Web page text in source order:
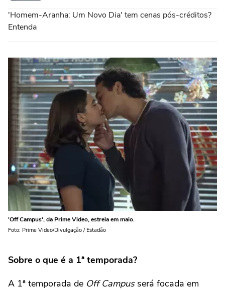
'Homem-Aranha: Um Novo Dia' tem cenas pós-créditos?
Entenda
'Off Campus', da Prime Video, estreia em maio.
Foto: Prime Video/Divulgação / Estadão
Sobre o que é a 1ª temporada?
A 1ª temporada de Off Campusserá focada em